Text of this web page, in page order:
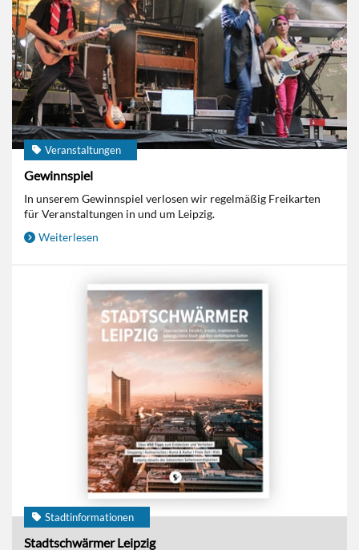
Veranstaltungen
Gewinnspiel
In unserem Gewinnspiel verlosen wir regelmäßig Freikarten
für Veranstaltungen in und um Leipzig.
Weiterlesen
Stadtinformationen
Stadtschwärmer Leipzig